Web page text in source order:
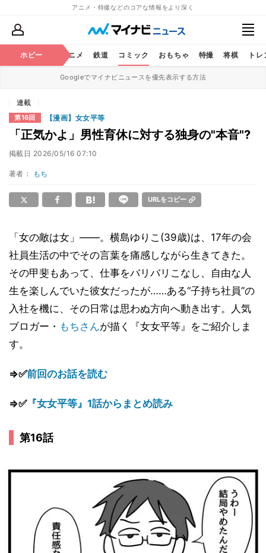
アニメ・特撮などのコアな情報をより深く
ホビー アニメ 鉄道 コミック おもちゃ 特撮 将棋 ト
Googleでマイナビニュースを優先表示する方法
連載
第16回 【漫画】女女平等
「正気かよ」男性育休に対する独身の"本音"?
掲載日 2026/05/16 07:10
著者： もち
URLをコピー
「女の敵は女」――。横島ゆりこ(39歳)は、17年の会
社員生活の中でその言葉を痛感しながら生きてきた。
その甲斐もあって、仕事をバリバリこなし、自由な人
生を楽しんでいた彼女だったが……ある“子持ち社員”の
入社を機に、その日常は思わぬ方向へ動き出す。人気
ブロガー・ もちさんが描く『女女平等』をご紹介しま
す。
⇒✅前回のお話を読む
⇒✅『女女平等』1話からまとめ読み
第16話